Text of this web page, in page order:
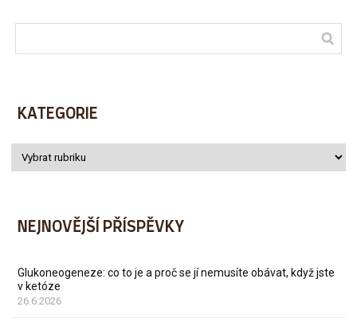
KATEGORIE
NEJNOVĚJŠÍ PŘÍSPĚVKY
Glukoneogeneze: co to je a proč se jí nemusíte obávat, když jste
v ketóze
26.6.2026